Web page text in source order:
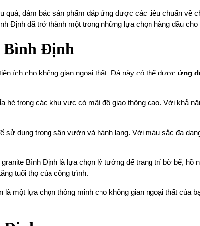
quả, đảm bảo sản phẩm đáp ứng được các tiêu chuẩn về
Định đã trở thành một trong những lựa chọn hàng đầu cho
Bình Định
ích cho không gian ngoại thất. Đá này có thể được ứng
trong các khu vực có mật độ giao thông cao. Với khả
dụng trong sân vườn và hành lang. Với màu sắc đa
Bình Định là lựa chọn lý tưởng để trang trí bờ bể, hồ
tuổi thọ của công trình.
một lựa chọn thông minh cho không gian ngoại thất của